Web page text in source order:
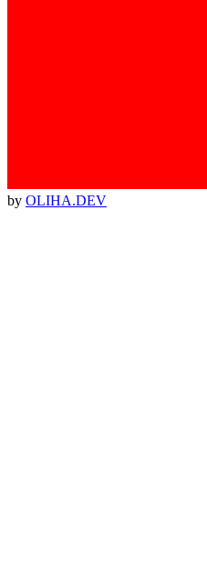
by OLIHA.DEV